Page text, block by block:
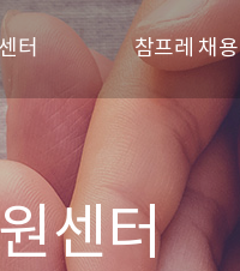
터
소식
견학
리
피
참프레 채용
채용 프로세스
채용공고
센터